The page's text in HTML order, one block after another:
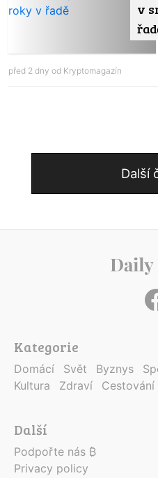
v
před 2 dny od Kryptomagazín
Další
Kategorie
Domácí Svět Byznys
Kultura
Zdraví Cestování
Další
Podpořte nás ₿
Privacy policy